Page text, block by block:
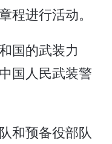
程进行活动。
国的武装力
国人民武装警
和预备役部队